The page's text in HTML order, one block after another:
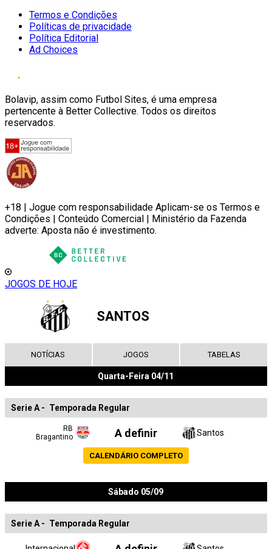
Termos e Condições
Políticas de privacidade
Política Editorial
Ad Choices
Bolavip, assim como Futbol Sites, é uma empresa
pertencente à Better Collective. Todos os direitos
reservados.
+18 | Jogue com responsabilidade Aplicam-se os Termos e
Condições | Conteúdo Comercial | Ministério da Fazenda
adverte: Aposta não é investimento.
JOGOS DE HOJE
SANTOS
NOTÍCIAS JOGOS TABELAS
Quarta-Feira 04/11
Serie A - Temporada Regular
RB
Bragantino
A definir Santos
CALENDÁRIO COMPLETO
Sábado 05/09
Serie A - Temporada Regular